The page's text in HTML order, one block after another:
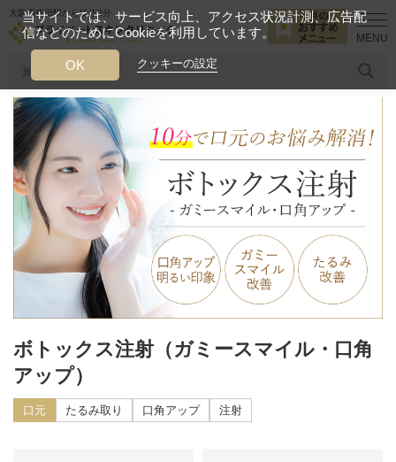
大阪西梅田駅から徒歩2分
人気のワード 糸リフト
今月のおすすめメニュー
当クリニック月替わりのおすすめのメニュー
プライベートスキンクリニックが
選ばれる理由
クリニックについて
料金一覧
診療メニュー 口元 ボトックス注射（ガミースマイル・
ボトックス注射（ガミースマイル・口角
アップ）
口元 たるみ取り 口角アップ 注射
当サイトでは、サービス向上、アクセス状況計測、広告配
信などのためにCookieを利用しています。
クッキーの設定
OK